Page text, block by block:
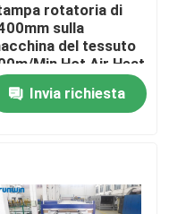
rotatoria di
sulla
del tessuto
Min Hot Air Heat
Invia richiesta